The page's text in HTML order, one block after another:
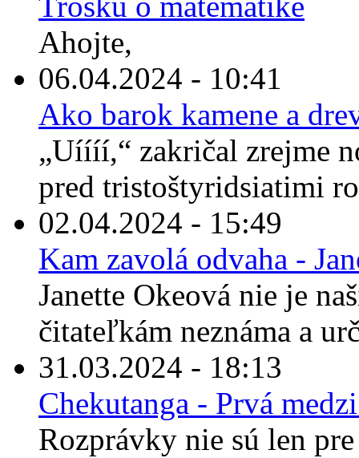
Ahojte,
06.04.2024 - 10:41
Ako barok kamene a
„Uíííí,“ zakričal zrejme
pred tristoštyridsiatimi
02.04.2024 - 15:49
Kam zavolá odvaha -
Janette Okeová nie je
čitateľkám neznáma a
31.03.2024 - 18:13
Chekutanga - Prvá
Rozprávky nie sú len